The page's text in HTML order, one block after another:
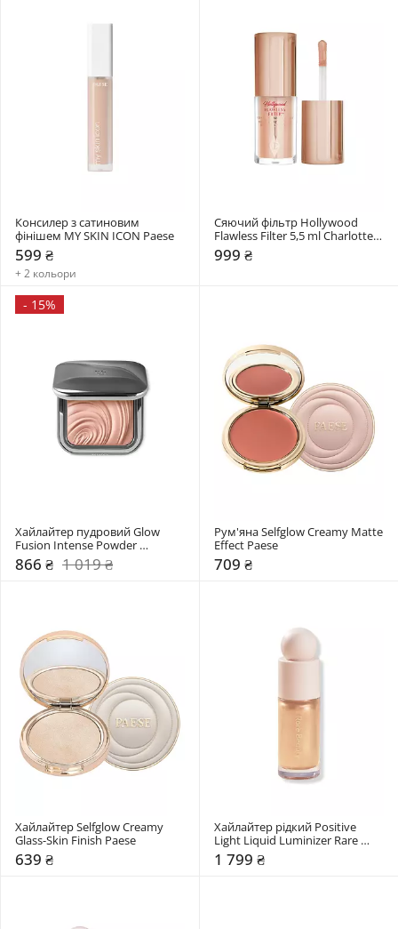
Консилер з сатиновим
фінішем MY SKIN ICON Paese
599 ₴
+ 2 кольори
Сяючий фільтр Hollywood
Flawless Filter 5,5 ml Charlotte
Tilbury
999 ₴
- 15%
Хайлайтер пудровий Glow
Fusion Intense Powder
Highlighter Kiko Milano
866 ₴ 1 019 ₴
Рум'яна Selfglow Creamy Matte
Effect Paese
709 ₴
Хайлайтер Selfglow Creamy
Glass-Skin Finish Paese
639 ₴
Хайлайтер рідкий Positive
Light Liquid Luminizer Rare
Beauty
1 799 ₴